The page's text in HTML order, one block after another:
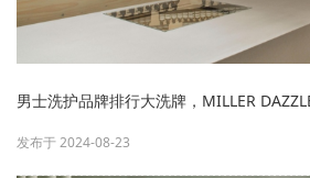
男士洗护品牌排行大洗牌，MILLER
发布于 2024-08-23